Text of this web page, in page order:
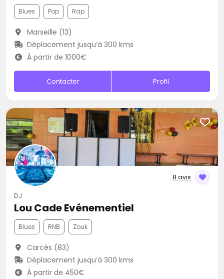
Blues Pop Rap
Marseille (13)
Déplacement jusqu’à 300 kms
À partir de 1000€
Contacter Profil
8 avis
DJ
Lou Cade Evénementiel
Blues RNB Zouk
Carcès (83)
Déplacement jusqu’à 300 kms
À partir de 450€